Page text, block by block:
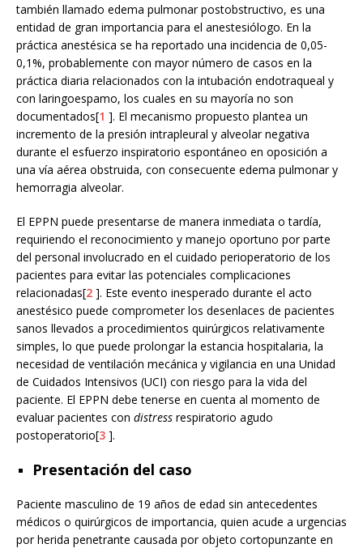
también llamado edema pulmonar postobstructivo, es una
entidad de gran importancia para el anestesiólogo. En la
práctica anestésica se ha reportado una incidencia de 0,05-
0,1%, probablemente con mayor número de casos en la
práctica diaria relacionados con la intubación endotraqueal y
con laringoespamo, los cuales en su mayoría no son
documentados[1 ]. El mecanismo propuesto plantea un
incremento de la presión intrapleural y alveolar negativa
durante el esfuerzo inspiratorio espontáneo en oposición a
una vía aérea obstruida, con consecuente edema pulmonar y
hemorragia alveolar.
El EPPN puede presentarse de manera inmediata o tardía,
requiriendo el reconocimiento y manejo oportuno por parte
del personal involucrado en el cuidado perioperatorio de los
pacientes para evitar las potenciales complicaciones
relacionadas[2 ]. Este evento inesperado durante el acto
anestésico puede comprometer los desenlaces de pacientes
sanos llevados a procedimientos quirúrgicos relativamente
simples, lo que puede prolongar la estancia hospitalaria, la
necesidad de ventilación mecánica y vigilancia en una Unidad
de Cuidados Intensivos (UCI) con riesgo para la vida del
paciente. El EPPN debe tenerse en cuenta al momento de
evaluar pacientes con distress respiratorio agudo
postoperatorio[3 ].
Presentación del caso
Paciente masculino de 19 años de edad sin antecedentes
médicos o quirúrgicos de importancia, quien acude a urgencias
por herida penetrante causada por objeto cortopunzante en